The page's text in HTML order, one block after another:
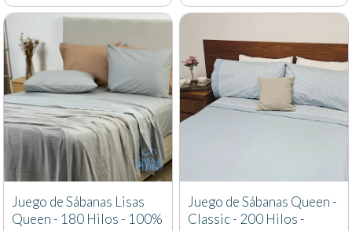
Juego de Sábanas Lisas
Queen - 180 Hilos - 100%
Juego de Sábanas Queen -
Classic - 200 Hilos -